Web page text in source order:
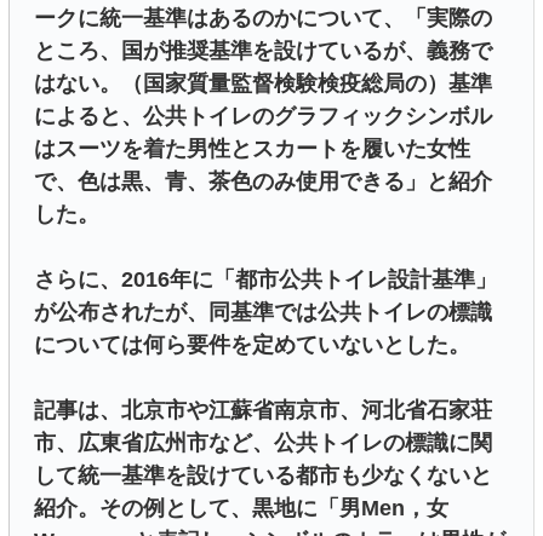
ークに統一基準はあるのかについて、「実際の
ところ、国が推奨基準を設けているが、義務で
はない。（国家質量監督検験検疫総局の）基準
によると、公共トイレのグラフィックシンボル
はスーツを着た男性とスカートを履いた女性
で、色は黒、青、茶色のみ使用できる」と紹介
した。
さらに、2016年に「都市公共トイレ設計基準」
が公布されたが、同基準では公共トイレの標識
については何ら要件を定めていないとした。
記事は、北京市や江蘇省南京市、河北省石家荘
市、広東省広州市など、公共トイレの標識に関
して統一基準を設けている都市も少なくないと
紹介。その例として、黒地に「男Men，女